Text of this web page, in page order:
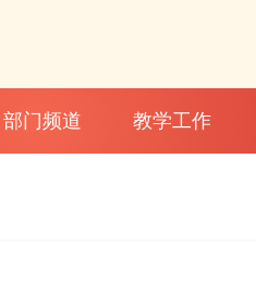
部门频道 教学工作